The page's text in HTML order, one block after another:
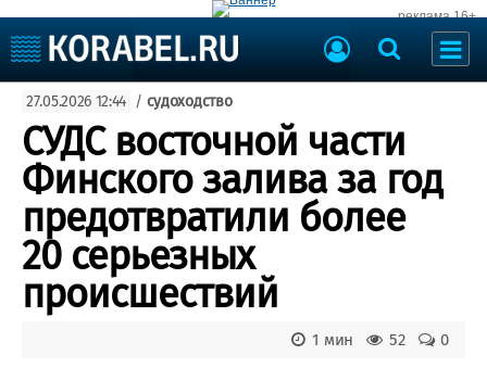
реклама 16+
Судоходство
Судоремонт
События
Пресс-релизы
Порты
Образование
Яхты и катера
Еще
Судостроение
Доска объявлений
27.05.2026 12:44 / судоходство
СУДС восточной части
Финского залива за год
предотвратили более
20 серьезных
происшествий
0
52
1 мин